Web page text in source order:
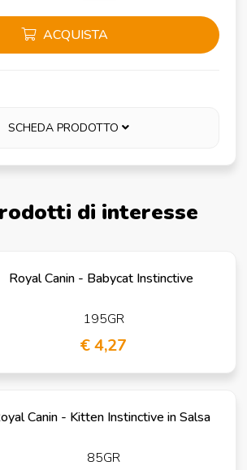
ACQUISTA
SCHEDA PRODOTTO
di interesse
Royal Canin - Babycat Instinctive
195GR
€ 4,27
Canin - Kitten Instinctive in Salsa
85GR